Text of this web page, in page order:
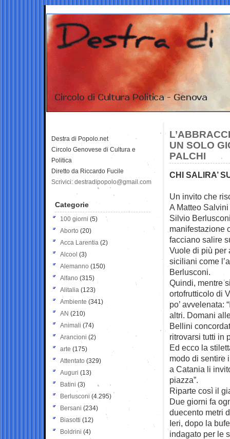
UN SOLO
PALCHI
CHI SALIRA’
Un invito che
A Matteo
Silvio
manifestazione
facciano salire
Vuole di più per
siciliani come
Berlusconi.
Quindi, mentre
ortofrutticolo di
po’ avvelenata:
altri. Domani
Bellini
ritrovarsi tutti in
Ed ecco la
modo di sentire
a Catania li
piazza”.
Riparte così il
Due giorni fa
duecento metri
Ieri, dopo la
indagato per le
Destra di Popolo.net
Circolo Genovese di Cultura e
Politica
Diretto da Riccardo Fucile
Scrivici: destradipopolo@gmail.com
Categorie
100 giorni (5)
Aborto (20)
Acca Larentia (2)
Alcool (3)
Alemanno (150)
Alfano (315)
Alitalia (123)
Ambiente (341)
AN (210)
Animali (74)
Arancioni (2)
arte (175)
Attentato (329)
Auguri (13)
Batini (3)
Berlusconi (4.295)
Bersani (234)
Biasotti (12)
Boldrini (4)